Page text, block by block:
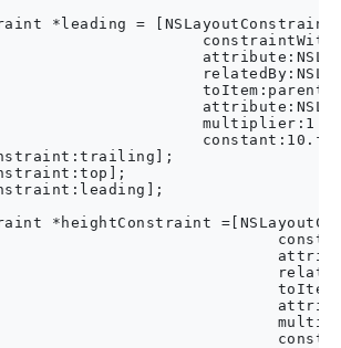
*leading = [NSLayoutConstraint
toItem:parent
multiplier:1.0
*heightConstraint